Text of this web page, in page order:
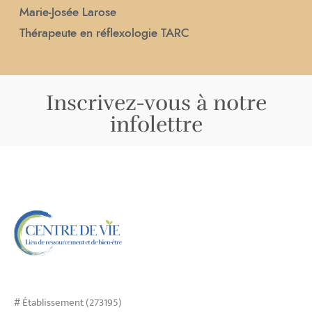
Marie-Josée Larose
Thérapeute en réflexologie TARC
Inscrivez-vous à notre
infolettre
# Établissement (273195)